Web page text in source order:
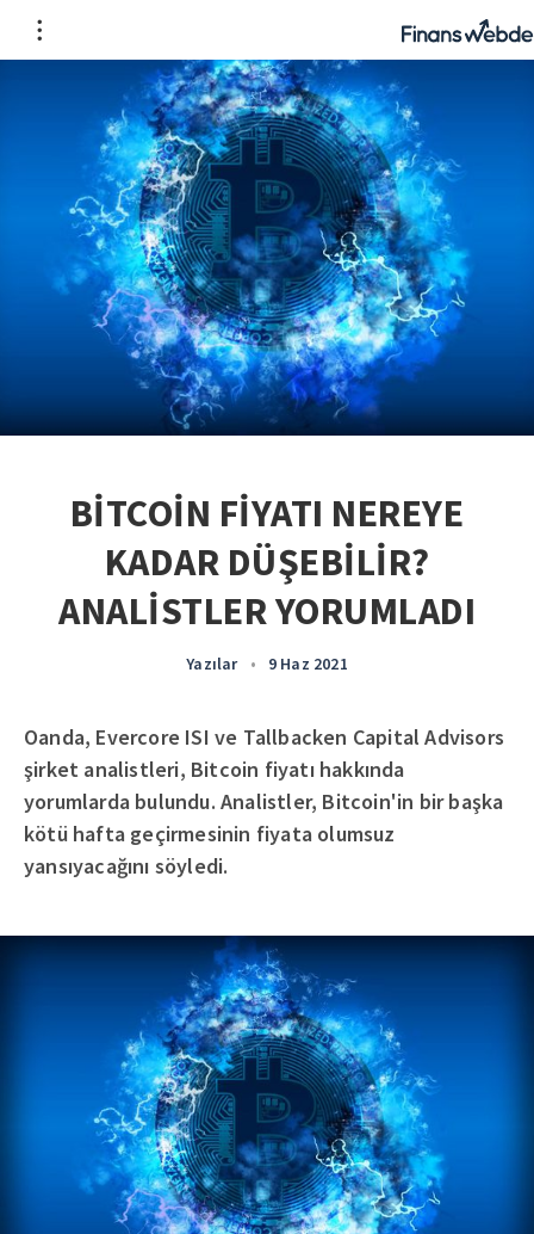
BİTCOİN FİYATI NEREYE
KADAR DÜŞEBİLİR?
ANALİSTLER YORUMLADI
Yazılar • 9 Haz 2021
Oanda, Evercore ISI ve Tallbacken Capital Advisors
şirket analistleri, Bitcoin fiyatı hakkında
yorumlarda bulundu. Analistler, Bitcoin'in bir başka
kötü hafta geçirmesinin fiyata olumsuz
yansıyacağını söyledi.